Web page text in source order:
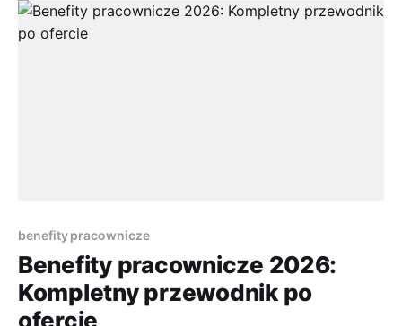
najczęstsze pytania na rozmowie kwalifikacyjnej, co
pokazuje, jak duży problem stanowi ogólnikowość i
benefity pracownicze
Benefity pracownicze 2026:
Kompletny przewodnik po